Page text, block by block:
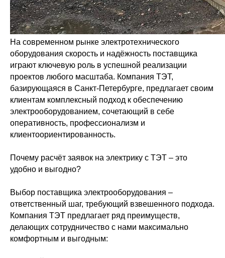
На современном рынке электротехнического
оборудования скорость и надёжность поставщика
играют ключевую роль в успешной реализации
проектов любого масштаба. Компания ТЭТ,
базирующаяся в Санкт-Петербурге, предлагает своим
клиентам комплексный подход к обеспечению
электрооборудованием, сочетающий в себе
оперативность, профессионализм и
клиентоориентированность.
Почему расчёт заявок на электрику с ТЭТ – это
удобно и выгодно?
Выбор поставщика электрооборудования –
ответственный шаг, требующий взвешенного подхода.
Компания ТЭТ предлагает ряд преимуществ,
делающих сотрудничество с нами максимально
комфортным и выгодным: